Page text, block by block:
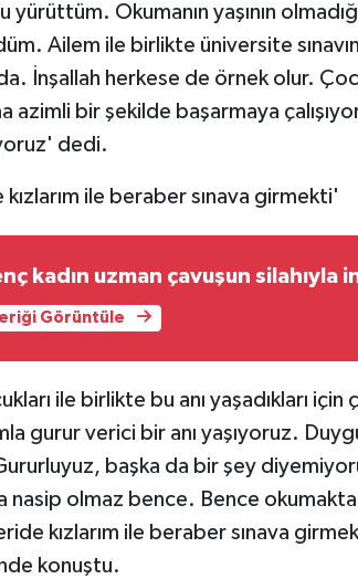
Okumanın yaşının
Ailem ile birlikte üniversite
İnşallah herkese de örnek olur.
azimli bir şekilde başarmaya
dedi.
ile beraber sınava girmekti'
kadın uzman çavuşun silahıyla
Görüntüle
ile birlikte bu anı yaşadıkları için
gurur verici bir anı yaşıyoruz.
başka da bir şey
nasip olmaz bence. Bence okumakta
kızlarım ile beraber sınava
konuştu.